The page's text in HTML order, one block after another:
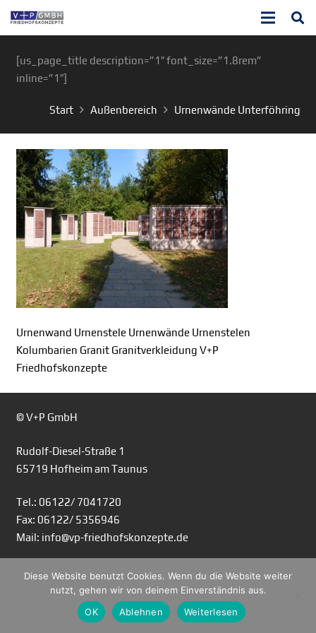
[us_page_title description=”1″ font_size=”1.8rem”
inline=”1″]
Start Außenbereich Urnenwände Unterföhring
Urnenwand Urnenstele Urnenwände Urnenstelen
Kolumbarien Granit Granitverkleidung V+P
Friedhofskonzepte
© V+P GmbH
Rudolf-Diesel-Straße 1
65719 Hofheim am Taunus
Tel.: 06122/ 7041720
Fax: 06122/ 5356946
Mail: info@vp-friedhofskonzepte.de
Diese Website benutzt Cookies. Wenn du die Website weiter
nutzt, gehen wir von deinem Einverständnis aus.
OK
Ablehnen Weiterlesen